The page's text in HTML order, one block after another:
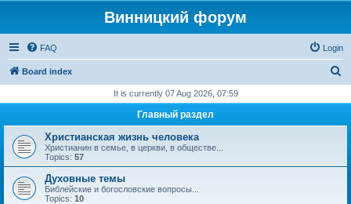
Винницкий форум
FAQ Login
Board index
r
h
It is currently 07 Aug 2026, 07:59
Главный раздел
Христианская жизнь человека
Христианин в семье, в церкви, в обществе...
Topics: 57
Духовные темы
Библейские и богословские вопросы...
Topics: 10